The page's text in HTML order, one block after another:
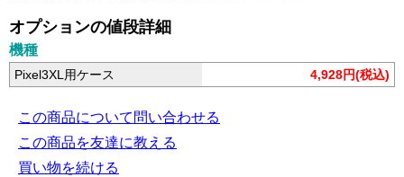
オプションの値段詳細
機種
Pixel3XL用ケース 4,928円(税込)
この商品について問い合わせる
この商品を友達に教える
買い物を続ける